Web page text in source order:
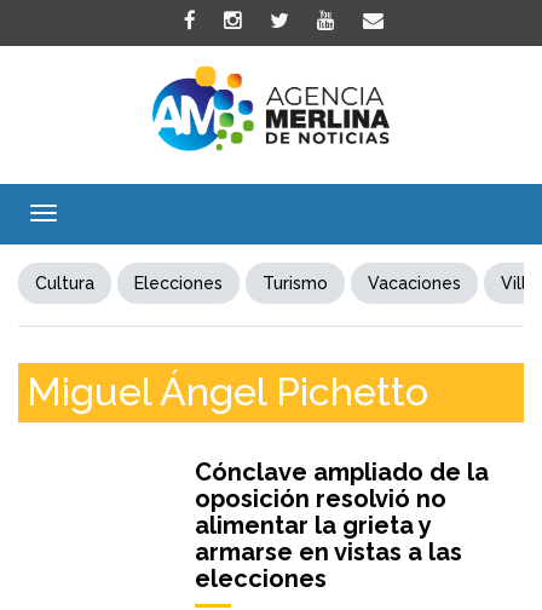
Toggle
Cultura Elecciones Turismo Vacaciones Villa
Miguel Ángel Pichetto
Cónclave ampliado de la
oposición resolvió no
alimentar la grieta y
armarse en vistas a las
elecciones